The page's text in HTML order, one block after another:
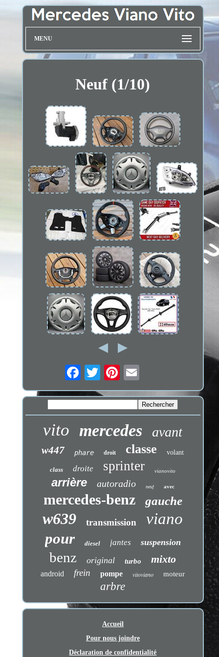
MENU
Neuf (1/10)
vito mercedes avant
w447 phare droit classe volant
class droite sprinter vianovito
arrière autoradio neuf avec
mercedes-benz gauche
w639 transmission viano
pour diesel jantes suspension
benz original turbo mixto
android frein pompe vitoviano moteur
arbre
Accueil
Pour nous joindre
Déclaration de confidentialité